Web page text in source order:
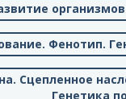
организмов
Фенотип.
Сцепленное
Генетика